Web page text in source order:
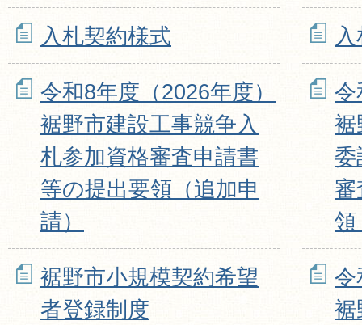
入札契約様式
令和8年度（2026年度）
裾野市建設工事競争入
札参加資格審査申請書
等の提出要領（追加申
請）
令
裾
委
審
領
裾野市小規模契約希望
者登録制度
令
裾